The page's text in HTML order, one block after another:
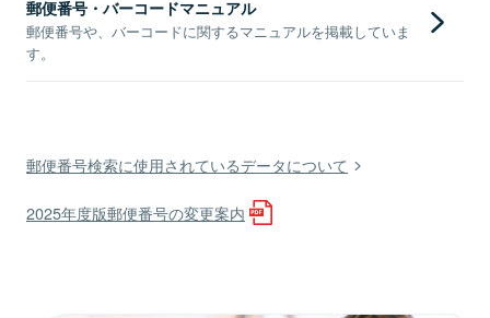
郵便番号・バーコードマニュアル
郵便番号や、バーコードに関するマニュアルを掲載していま
す。
郵便番号検索に使用されているデータについて
2025年度版郵便番号の変更案内